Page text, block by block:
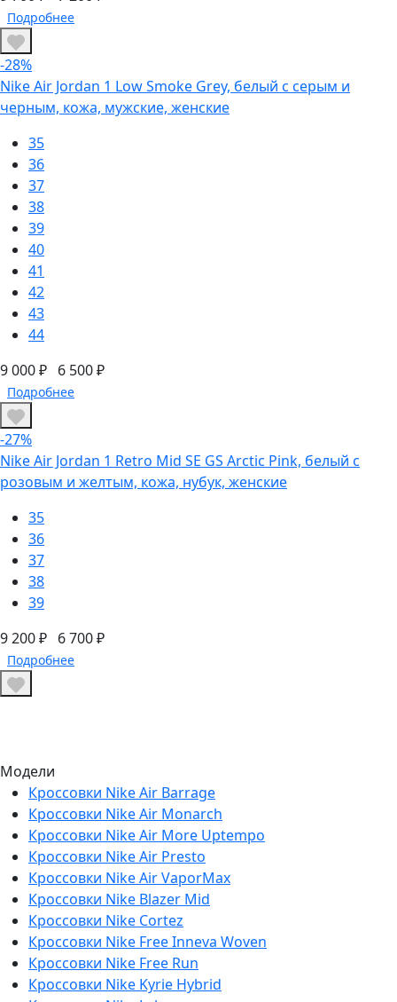
Подробнее
-28%
Nike Air Jordan 1 Low Smoke Grey, белый с серым и
черным, кожа, мужские, женские
35
36
37
38
39
40
41
42
43
44
9 000 ₽ 6 500 ₽
Подробнее
-27%
Nike Air Jordan 1 Retro Mid SE GS Arctic Pink, белый с
розовым и желтым, кожа, нубук, женские
35
36
37
38
39
9 200 ₽ 6 700 ₽
Подробнее
Модели
Кроссовки Nike Air Barrage
Кроссовки Nike Air Monarch
Кроссовки Nike Air More Uptempo
Кроссовки Nike Air Presto
Кроссовки Nike Air VaporMax
Кроссовки Nike Blazer Mid
Кроссовки Nike Cortez
Кроссовки Nike Free Inneva Woven
Кроссовки Nike Free Run
Кроссовки Nike Kyrie Hybrid